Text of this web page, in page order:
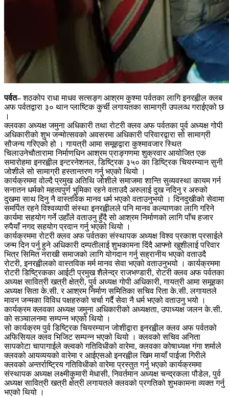
पर्वत–शठकोप राधा माधव सत्सङ्ग आश्रम कुश्मा पर्वतका लागि इनरह्वील क्लब
अफ पर्वतद्वारा ३० थान प्लाष्टिक कुर्ची लगायतका सामाग्री उपलव्ध गराईएको छ
।
क्लवका अध्यक्ष जमुना अधिकारी तथा रोटरी क्लव अफ पर्वतका पुर्व अध्यक्ष गोपी
अधिकारीको शुभ जन्मोत्सवको अवसरमा अधिकारी परिवारद्वारा सो सामाग्री
सौजन्य गरिएको हो । गायत्री आमा समूहद्वारा कुश्मावजार स्थित
चिलाउनेचौतारामा निर्माणधिन आश्रम प्राङ्गणमा शुक्रवार आयोजित एक
समारोहमा इनरह्वील इन्टरनेशनल, डिष्ट्रिक ३५० का डिष्ट्रिक चियरम्यान सुनी
जोशीले सो सामाग्री हस्तान्तरण गर्नु भएको थियो ।
कार्यक्रममा वोल्दै प्रमुख अतिथि जोशीले समाजमा शान्ति सुव्यवस्था कायम गर्न
सनातन धर्मको महत्वपुर्ण भुमिका रहने वताउदै अरुलाई दुख नदिनु र अरुको
दुखमा साथ दिनु नै वास्तविक मानव धर्म भएको वताउनुभयो । दिनदुखीको सेवामा
समर्पित रहने विश्वव्यापी संस्था इनरह्वीलले पनि मानव कल्याणका लागि गरिने
कार्यमा सहयोग गर्ने उहाँले वताउनु हुँदै सो आश्रम निर्माणको लागि पाँच हजार
रुपैयाँ नगद सहयोग प्रदान गर्नु भएको थियो ।
कार्यक्रममा रोटरी क्लव अफ पर्वतका संस्थापक अध्यक्ष विश्व प्रकाश प्रसाईले
जन्म दिन पर्नु हुने अधिकारी दम्पतीलाई शुभकामना दिंदै आफ्नो खुशीलाई परिवार
भित्र सिमित नराखी समाजको लागि योगदान गर्नु सह्रानीय भएको वताउदै
रोटरी, इनरह्वीलको वास्तविक मर्म मानव सेवा भएको वताउनुभयो । कार्यक्रममा
रोटरी डिष्ट्रिकका आईटी प्रमुख शैलेन्द्र राजभण्डारी, रोटरी क्लव अफ पर्वतका
अध्यक्ष सावित्री खत्री क्षेत्री, पुर्व अध्यक्ष गोपी अधिकारी, गायत्री आमा समूहका
अध्यक्ष सिता के.सी. र आश्रम निर्माण समितिका सचिव रिता के.सी. लगायतले
मावन जन्मका विविध पक्षहरुको चर्चा गर्दै सेवा नै धर्म भएको वताउनु भयो ।
कार्यक्रम क्लवका अध्यक्ष जमुना अधिकारीको अध्यक्षता, उपाध्यक्ष जलन के.सी.
को सञ्चालनमा सम्पन्न भएको थियो ।
सो कार्यक्रम पुर्व डिष्ट्रिक चियरम्यान जोशीद्वारा इनरह्वील क्लव अफ पर्वतको
अफिसियल क्लव भिजिट सम्पन्न भएको थियो । क्लवको सचिव अनिता
सापकोटा चापागाईले क्ल्वको गतिविधीको वारेमा, क्लवका कोषाध्यक्ष गंगा शर्माले
क्लवको आयव्ययको वारेमा र आईएसओ इनरह्वील खिम मायाँ पाईजा गिरीले
क्लवको अन्तर्राष्ट्रिय गतिविधीको वारेमा प्रस्तुत गर्नु भएको कार्यक्रममा
संस्थापक अध्यक्ष लक्ष्मीकुमारी मेधासी, निवर्तमान अध्यक्ष चन्द्रकला पौडेल, पुर्व
अध्यक्ष सावित्री खत्री क्षेत्री लगायतले क्लवको प्रगतिको शुभकामना व्यक्त गर्नु
भएको थियो ।